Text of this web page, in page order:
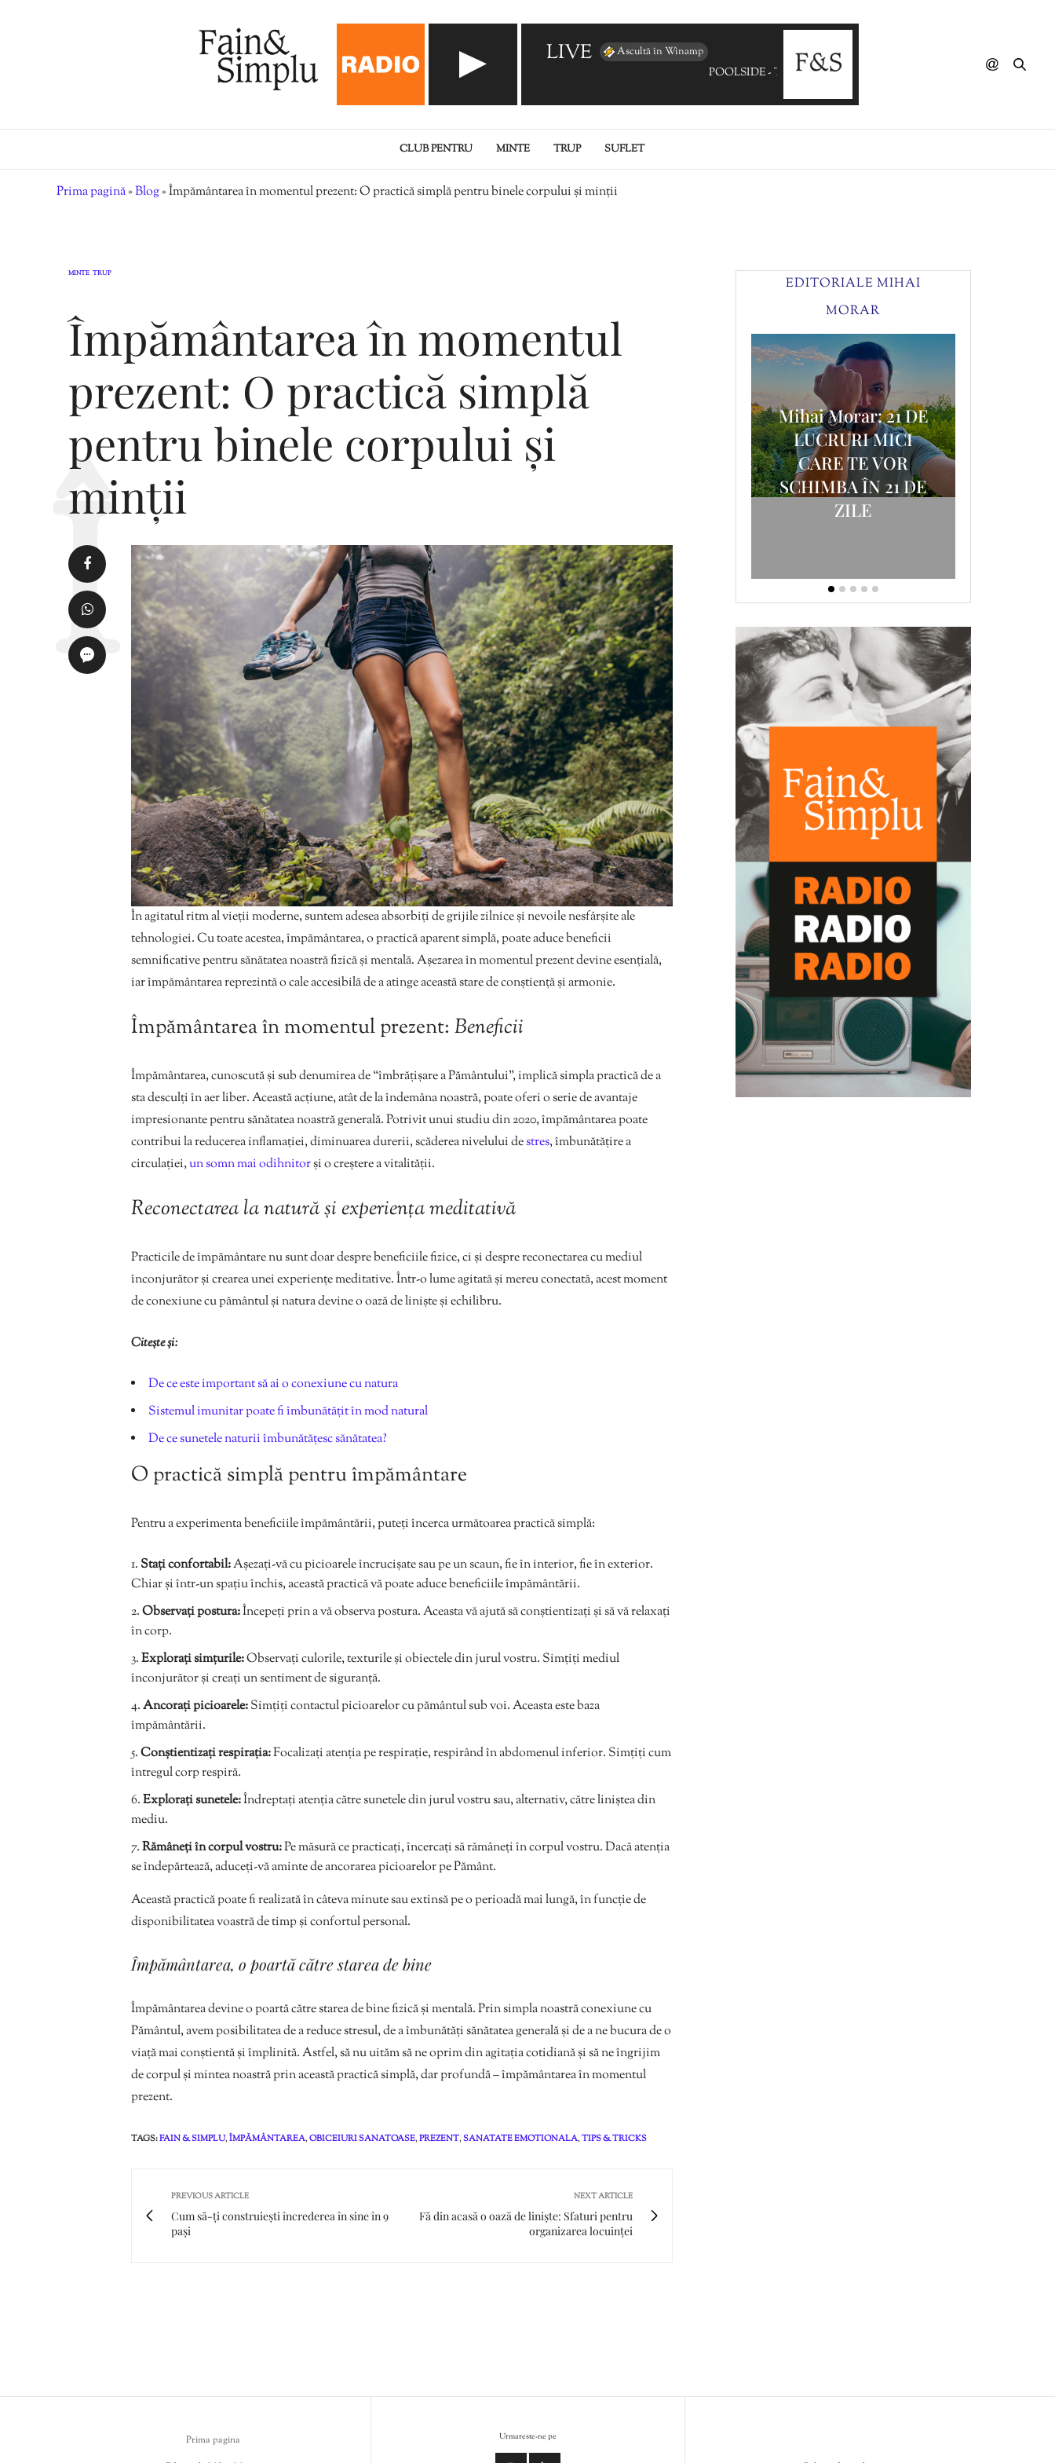
LIVE Ascultă în Winamp
POOLSIDE - Tropical Heartache
CLUB PENTRU MINTE TRUP SUFLET
Prima pagină»Blog»Împământarea în momentul prezent: O practică simplă pentru binele corpului și minții
MINTE TRUP
Împământarea în momentul
prezent: O practică simplă
pentru binele corpului și
minții
În agitatul ritm al vieții moderne, suntem adesea absorbiți de grijile zilnice și nevoile nesfârșite ale
tehnologiei. Cu toate acestea, împământarea, o practică aparent simplă, poate aduce beneficii
semnificative pentru sănătatea noastră fizică și mentală. Așezarea în momentul prezent devine esențială,
iar împământarea reprezintă o cale accesibilă de a atinge această stare de conștiență și armonie.
Împământarea în momentul prezent:Beneficii
Împământarea, cunoscută și sub denumirea de “îmbrățișare a Pământului”, implică simpla practică de a
sta desculți în aer liber. Această acțiune, atât de la îndemâna noastră, poate oferi o serie de avantaje
impresionante pentru sănătatea noastră generală. Potrivit unui studiu din 2020, împământarea poate
contribui la reducerea inflamației, diminuarea durerii, scăderea nivelului destres, îmbunătățire a
circulației,un somn mai odihnitorși o creștere a vitalității.
Reconectarea la natură și experiența meditativă
Practicile de împământare nu sunt doar despre beneficiile fizice, ci și despre reconectarea cu mediul
înconjurător și crearea unei experiențe meditative. Într-o lume agitată și mereu conectată, acest moment
de conexiune cu pământul și natura devine o oază de liniște și echilibru.
Citește și:
De ce este important să ai o conexiune cu natura
Sistemul imunitar poate fi îmbunătățit în mod natural
De ce sunetele naturii îmbunătățesc sănătatea?
O practică simplă pentru împământare
Pentru a experimenta beneficiile împământării, puteți încerca următoarea practică simplă:
Stați confortabil:Așezați-vă cu picioarele încrucișate sau pe un scaun, fie în interior, fie în exterior.
Chiar și într-un spațiu închis, această practică vă poate aduce beneficiile împământării.
Observați postura:Începeți prin a vă observa postura. Aceasta vă ajută să conștientizați și să vă relaxați
în corp.
Explorați simțurile:Observați culorile, texturile și obiectele din jurul vostru. Simțiți mediul
înconjurător și creați un sentiment de siguranță.
Ancorați picioarele:Simțiți contactul picioarelor cu pământul sub voi. Aceasta este baza
împământării.
Conștientizați respirația:Focalizați atenția pe respirație, respirând în abdomenul inferior. Simțiți cum
întregul corp respiră.
Explorați sunetele:Îndreptați atenția către sunetele din jurul vostru sau, alternativ, către liniștea din
mediu.
Rămâneți în corpul vostru:Pe măsură ce practicați, încercați să rămâneți în corpul vostru. Dacă atenția
se îndepărtează, aduceți-vă aminte de ancorarea picioarelor pe Pământ.
Această practică poate fi realizată în câteva minute sau extinsă pe o perioadă mai lungă, în funcție de
disponibilitatea voastră de timp și confortul personal.
Împământarea, o poartă către starea de bine
Împământarea devine o poartă către starea de bine fizică și mentală. Prin simpla noastră conexiune cu
Pământul, avem posibilitatea de a reduce stresul, de a îmbunătăți sănătatea generală și de a ne bucura de o
viață mai conștientă și împlinită. Astfel, să nu uităm să ne oprim din agitația cotidiană și să ne îngrijim
de corpul și mintea noastră prin această practică simplă, dar profundă – împământarea în momentul
prezent.
TAGS:FAIN & SIMPLU,ÎMPĂMÂNTAREA,OBICEIURI SANATOASE,PREZENT,SANATATE EMOTIONALA,TIPS & TRICKS
PREVIOUS ARTICLE
Cum să-ți construiești încrederea în sine în 9
pași
NEXT ARTICLE
Fă din acasă o oază de liniște: Sfaturi pentru
organizarea locuinței
EDITORIALE MIHAI
MORAR
Mihai Morar: 21 DE
LUCRURI MICI
CARE TE VOR
SCHIMBA ÎN 21 DE
ZILE
Prima pagina
Urmareste-ne pe